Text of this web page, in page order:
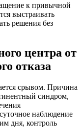
к привычной
выстраивать
решения без
центра от
отказа
срывом. Причина
синдром,
наблюдение
дня, контроль